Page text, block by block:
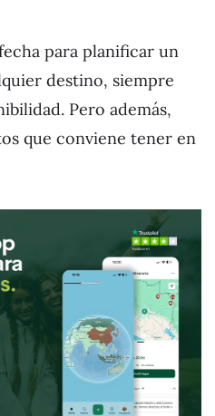
para planificar un
destino, siempre
Pero además,
que conviene tener en